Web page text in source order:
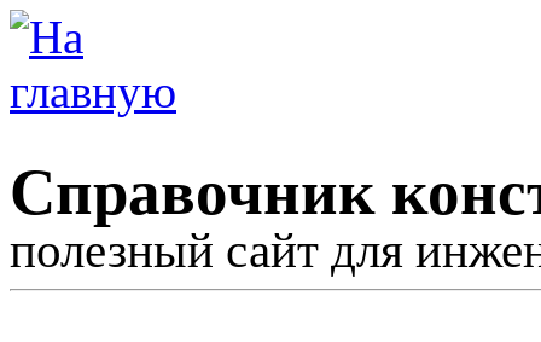
Справочник
полезный сайт для